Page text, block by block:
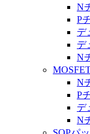
N
P
デ
デ
N
N
P
デ
N